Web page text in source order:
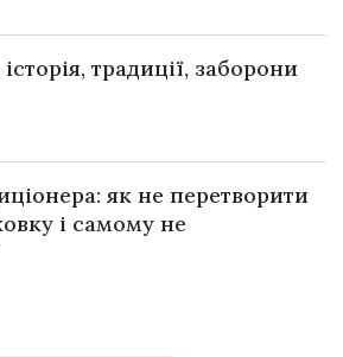
традиції, заборони
як не перетворити
і самому не